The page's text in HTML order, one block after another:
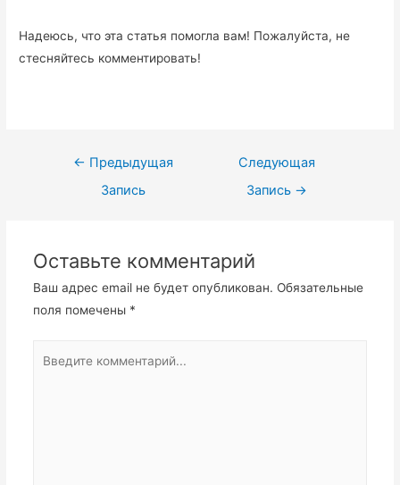
Надеюсь, что эта статья помогла вам! Пожалуйста, не
стесняйтесь комментировать!
Навигация
← Предыдущая
Запись
Следующая
Запись →
Оставьте комментарий
Ваш адрес email не будет опубликован. Обязательные
поля помечены *